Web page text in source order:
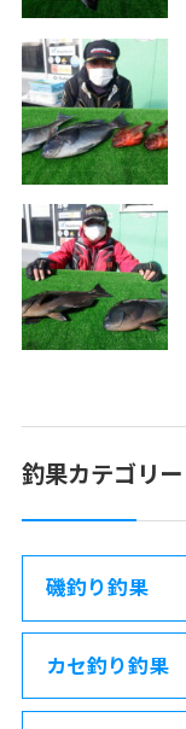
釣果カテゴリー
磯釣り釣果
カセ釣り釣果